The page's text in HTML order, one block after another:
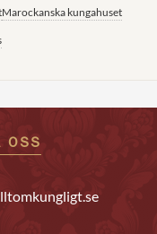
Marockanska kungahuset
OSS